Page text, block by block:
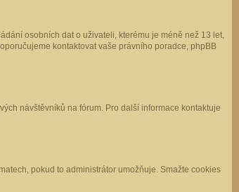
osobních dat o uživateli, kterému je méně než 13 let,
kontaktovat vaše právního poradce, phpBB
návštěvníků na fórum. Pro další informace kontaktuje
pokud to administrátor umožňuje. Smažte cookies